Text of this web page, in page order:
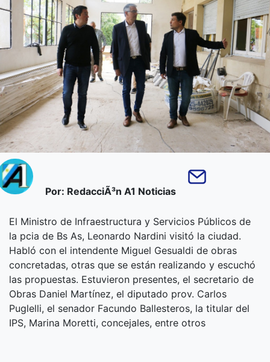
Por: RedacciÃ³n A1 Noticias
El Ministro de Infraestructura y Servicios Públicos de
la pcia de Bs As, Leonardo Nardini visitó la ciudad.
Habló con el intendente Miguel Gesualdi de obras
concretadas, otras que se están realizando y escuchó
las propuestas. Estuvieron presentes, el secretario de
Obras Daniel Martínez, el diputado prov. Carlos
Puglelli, el senador Facundo Ballesteros, la titular del
IPS, Marina Moretti, concejales, entre otros